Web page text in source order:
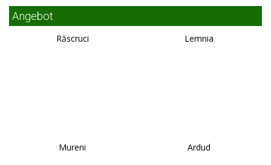
Angebot
Răscruci Lemnia
Mureni Ardud